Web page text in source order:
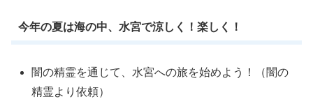
今年の夏は海の中、水宮で涼しく！楽しく！
闇の精霊を通じて、水宮への旅を始めよう！（闇の
精霊より依頼）